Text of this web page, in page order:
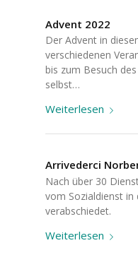
Advent 2022
Der Advent in
verschiedenen
bis zum Besuch
selbst…
Weiterlesen
Arrivederci
Nach über 30
vom Sozialdienst in
verabschiedet.
Weiterlesen